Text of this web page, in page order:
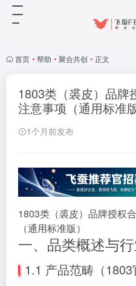
首页 • 帮助 • 聚合共创 • 正文
1803类（裘皮）品牌
注意事项（通用标准版
1个月前发布
1803类（裘皮）品牌授权
（通用标准版）
一、品类概述与
1.1 产品范畴（1803